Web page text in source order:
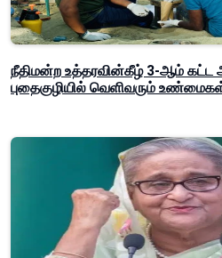
நீதிமன்ற உத்தரவின்கீழ் 3-ஆம் கட்ட
புதைகுழியில் வெளிவரும்